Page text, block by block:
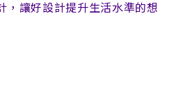
，讓好設計提升生活水準的想